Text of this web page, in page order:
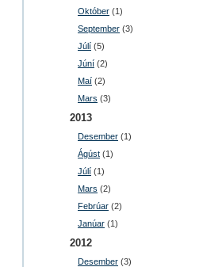
Október (1)
September (3)
Júlí (5)
Júní (2)
Maí (2)
Mars (3)
2013
Desember (1)
Ágúst (1)
Júlí (1)
Mars (2)
Febrúar (2)
Janúar (1)
2012
Desember (3)